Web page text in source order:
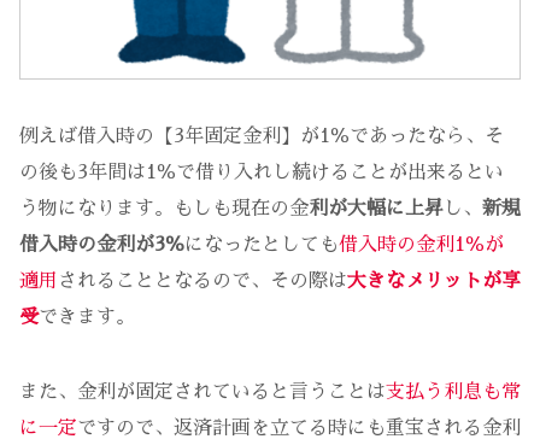
例えば借入時の【3年固定金利】が1％であったなら、そ
の後も3年間は1％で借り入れし続けることが出来るとい
う物になります。もしも現在の金利が大幅に上昇 し、 新規
借入時の金利が3％になったとしても借入時の金利1％が
適用 されることとなるので、その際は大きなメリットが享
受できます。
また、金利が固定されていると言うことは支払う利息も常
に一定ですので、返済計画を立てる時にも重宝される金利